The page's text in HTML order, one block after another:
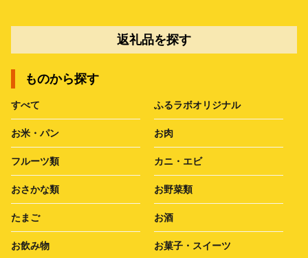
返礼品を探す
ものから探す
すべて ふるラボオリジナル
お米・パン お肉
フルーツ類 カニ・エビ
おさかな類 お野菜類
たまご お酒
お飲み物 お菓子・スイーツ